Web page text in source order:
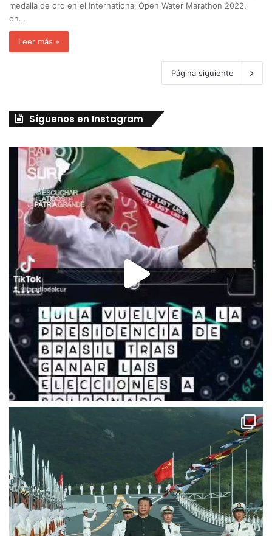
medalla de oro en el International Open Water Marathon 2022,
en…
Leer más »
Página siguiente
Síguenos en Instagram